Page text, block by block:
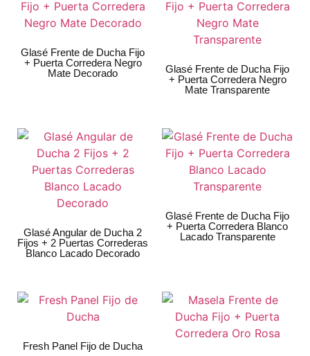
Glasé Frente de Ducha Fijo
+ Puerta Corredera Negro
Mate Decorado
Glasé Frente de Ducha Fijo
+ Puerta Corredera Negro
Mate Transparente
Glasé Angular de Ducha 2
Fijos + 2 Puertas Correderas
Blanco Lacado Decorado
Glasé Frente de Ducha Fijo
+ Puerta Corredera Blanco
Lacado Transparente
Fresh Panel Fijo de Ducha